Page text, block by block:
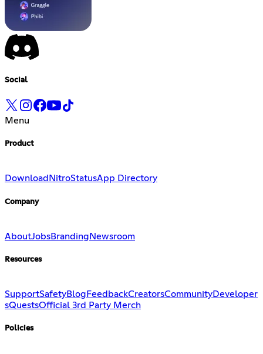
Social
Menu
Product
Download NitroStatusApp Directory
Company
AboutJobsBranding Newsroom
Resources
SupportSafetyBlog FeedbackCreatorsCommunityDeveloper
sQuestsOfficial 3rd Party Merch
Policies